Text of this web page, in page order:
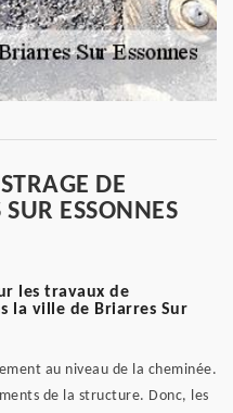
DE
ESSONNES
les travaux de
la ville de Briarres Sur
au niveau de la cheminée.
de la structure. Donc, les